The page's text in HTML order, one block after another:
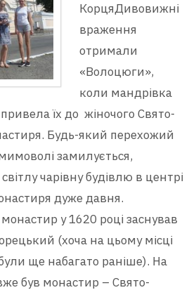
КорцяДивовижні
враження
отримали
«Волоцюги»,
коли мандрівка
їх до жіночого Свято-
Будь-який перехожий
замилується,
чарівну будівлю в центрі
дуже давня.
у 1620 році заснував
(хоча на цьому місці
ще набагато раніше). На
був монастир – Свято-